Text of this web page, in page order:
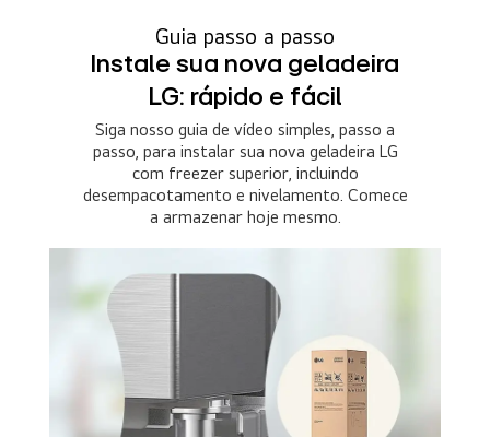
Guia passo a passo
Instale sua nova geladeira
LG: rápido e fácil
Siga nosso guia de vídeo simples, passo a
passo, para instalar sua nova geladeira LG
com freezer superior, incluindo
desempacotamento e nivelamento. Comece
a armazenar hoje mesmo.